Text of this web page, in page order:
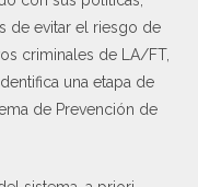
de evitar el riesgo de
criminales de LA/FT,
una etapa de
de Prevención de